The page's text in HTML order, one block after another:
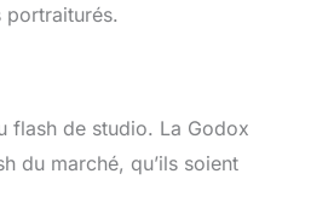
portraiturés.
flash de studio. La Godox
du marché, qu’ils soient